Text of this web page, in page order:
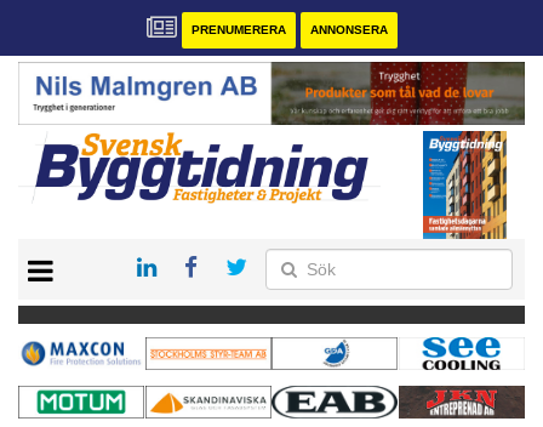
PRENUMERERA ANNONSERA
PRENUMERERA
VÅRA ANDRA MAGASIN
ANNONSERA